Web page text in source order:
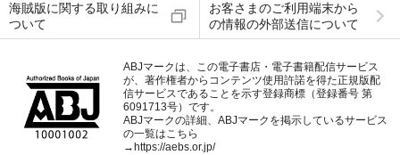
海賊版に関する取り組みに
ついて
お客さまのご利用端末から
の情報の外部送信について
ABJマークは、この電子書店・電子書籍配信サービス
が、著作権者からコンテンツ使用許諾を得た正規版配
信サービスであることを示す登録商標（登録番号 第
6091713号）です。
ABJマークの詳細、ABJマークを掲示しているサービス
の一覧はこちら
→ https://aebs.or.jp/